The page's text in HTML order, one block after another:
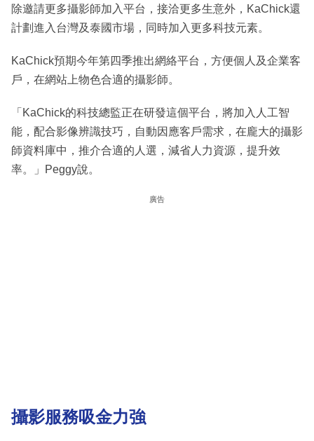
除邀請更多攝影師加入平台，接洽更多生意外，KaChick還
計劃進入台灣及泰國市場，同時加入更多科技元素。
KaChick預期今年第四季推出網絡平台，方便個人及企業客
戶，在網站上物色合適的攝影師。
「KaChick的科技總監正在研發這個平台，將加入人工智
能，配合影像辨識技巧，自動因應客戶需求，在龐大的攝影
師資料庫中，推介合適的人選，減省人力資源，提升效
率。」Peggy說。
廣告
攝影服務吸金力強